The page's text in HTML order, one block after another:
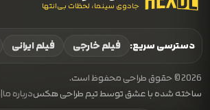
جادوی سینما، لحظات بی‌انتها
دسترسی سریع: فیلم خارجی فیلم ایرانی
2026 © حقوق طراحی محفوظ است.
ساخته شده با عشق توسط تیم طراحی هکسدرباره ما|